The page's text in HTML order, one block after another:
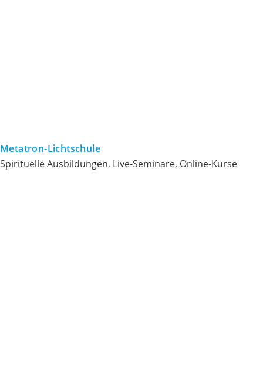
Metatron-Lichtschule
Spirituelle Ausbildungen, Live-Seminare, Online-Kurse